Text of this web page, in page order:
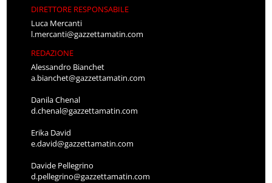
DIRETTORE RESPONSABILE
Luca Mercanti
l.mercanti@gazzettamatin.com
REDAZIONE
Alessandro Bianchet
a.bianchet@gazzettamatin.com
Danila Chenal
d.chenal@gazzettamatin.com
Erika David
e.david@gazzettamatin.com
Davide Pellegrino
d.pellegrino@gazzettamatin.com